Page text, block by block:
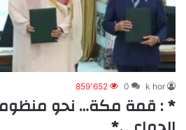
k hor
0 859٬652
* : قمة مكة… نحو